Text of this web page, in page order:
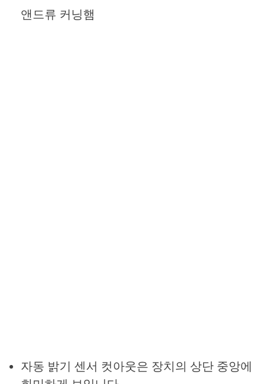
앤드류 커닝햄
자동 밝기 센서 컷아웃은 장치의 상단 중앙에